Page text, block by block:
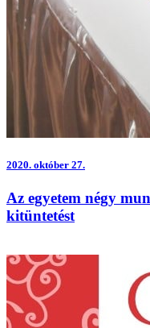
2020. október 27.
Az egyetem négy
kitüntetést